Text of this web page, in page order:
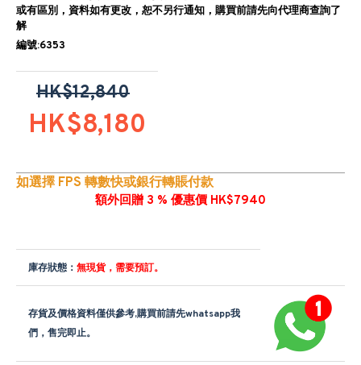
或有區別，資料如有更改，恕不另行通知，購買前請先向代理商查詢了
解
編號:6353
HK$8,180
HK$12,840
如選擇 FPS 轉數快或銀行轉賬付款
額外回贈 3 % 優惠價 HK$7940
庫存狀態： 無現貨，需要預訂。
存貨及價格資料僅供參考,購買前請先whatsapp我
們，售完即止。